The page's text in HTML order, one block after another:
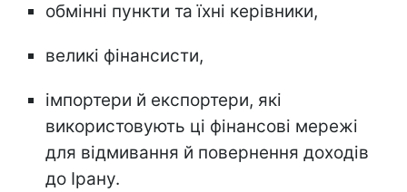
обмінні пункти та їхні керівники,
великі фінансисти,
імпортери й експортери, які
використовують ці фінансові мережі
для відмивання й повернення доходів
до Ірану.